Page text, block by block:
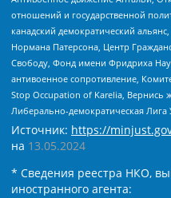
отношений и государственной
канадский демократический
Нормана Патерсона, Центр
Свободу, Фонд имени Фридриха
антивоенное сопротивление,
Stop Occupation of Karelia,
Либерально-демократическая
Источник: https://
на 13.05.2024
* Сведения реестра НКО,
иностранного агента: